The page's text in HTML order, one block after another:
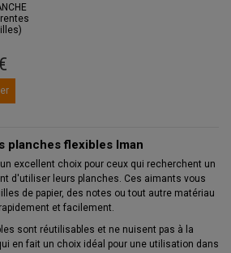
planches flexibles Iman
excellent choix pour ceux qui recherchent un
d'utiliser leurs planches. Ces aimants vous
de papier, des notes ou tout autre matériau
et facilement.
sont réutilisables et ne nuisent pas à la
en fait un choix idéal pour une utilisation dans